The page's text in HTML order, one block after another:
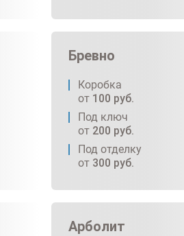
Бревно
Коробка
от 100 руб.
Под ключ
от 200 руб.
Под отделку
от 300 руб.
Арболит